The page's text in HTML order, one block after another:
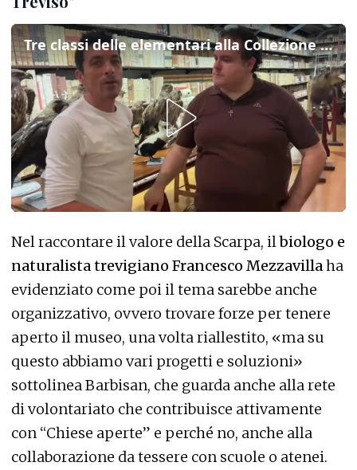
Tre classi delle elementari alla Collezione Scarpa, don Barbisan: "Riaperto un pezzo di Treviso"
Nel raccontare il valore della Scarpa, ilbiologo e
naturalista trevigiano Francesco Mezzavillaha
evidenziato come poi il tema sarebbe anche
organizzativo, ovvero trovare forze per tenere
aperto il museo, una volta riallestito, «ma su
questo abbiamo vari progetti e soluzioni»
sottolinea Barbisan, che guarda anche alla rete
di volontariato che contribuisce attivamente
con “Chiese aperte” e perché no, anche alla
collaborazione da tessere con scuole o atenei.